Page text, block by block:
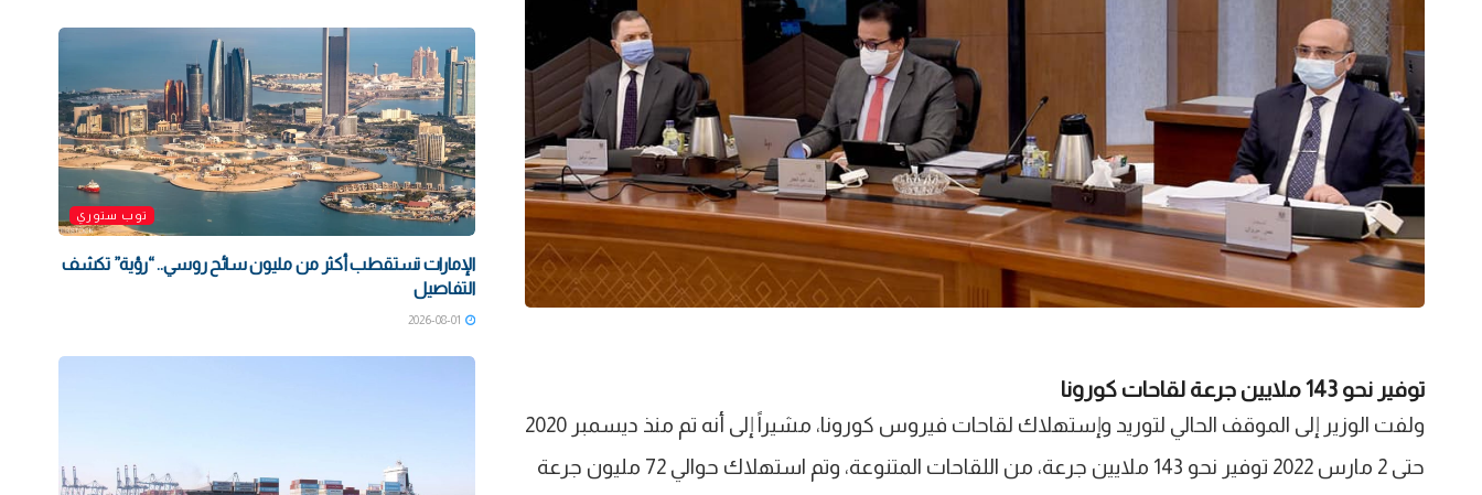
توفير نحو 143 ملايين جرعة لقاحات كورونا
ولفت الوزير إلى الموقف الحالي لتوريد وإستهلاك لقاحات فيروس كورونا، مشيراً إلى أنه تم منذ ديسمبر 2020
حتى 2 مارس 2022 توفير نحو 143 ملايين جرعة، من اللقاحات المتنوعة، وتم استهلاك حوالي 72 مليون جرعة
توب ستوري
الإمارات تستقطب أكثر من مليون سائح روسي.. “رؤية” تكشف
التفاصيل